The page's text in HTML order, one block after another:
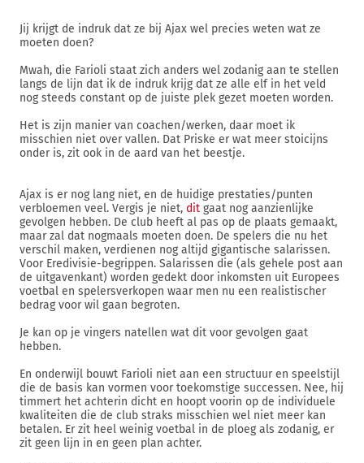
Jij krijgt de indruk dat ze bij Ajax wel precies weten wat ze
moeten doen?
Mwah, die Farioli staat zich anders wel zodanig aan te stellen
langs de lijn dat ik de indruk krijg dat ze alle elf in het veld
nog steeds constant op de juiste plek gezet moeten worden.
Het is zijn manier van coachen/werken, daar moet ik
misschien niet over vallen. Dat Priske er wat meer stoicijns
onder is, zit ook in de aard van het beestje.
Ajax is er nog lang niet, en de huidige prestaties/punten
verbloemen veel. Vergis je niet, dit gaat nog aanzienlijke
gevolgen hebben. De club heeft al pas op de plaats gemaakt,
maar zal dat nogmaals moeten doen. De spelers die nu het
verschil maken, verdienen nog altijd gigantische salarissen.
Voor Eredivisie-begrippen. Salarissen die (als gehele post aan
de uitgavenkant) worden gedekt door inkomsten uit Europees
voetbal en spelersverkopen waar men nu een realistischer
bedrag voor wil gaan begroten.
Je kan op je vingers natellen wat dit voor gevolgen gaat
hebben.
En onderwijl bouwt Farioli niet aan een structuur en speelstijl
die de basis kan vormen voor toekomstige successen. Nee, hij
timmert het achterin dicht en hoopt voorin op de individuele
kwaliteiten die de club straks misschien wel niet meer kan
betalen. Er zit heel weinig voetbal in de ploeg als zodanig, er
zit geen lijn in en geen plan achter.